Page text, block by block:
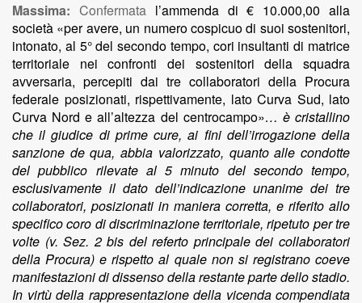
Massima: Confermatal’ammenda di € 10.000,00 alla
società «per avere, un numero cospicuo di suoi sostenitori,
intonato, al 5° del secondo tempo, cori insultanti di matrice
territoriale nei confronti dei sostenitori della squadra
avversaria, percepiti dai tre collaboratori della Procura
federale posizionati, rispettivamente, lato Curva Sud, lato
Curva Nord e all’altezza del centrocampo»… è cristallino
che il giudice di prime cure, ai fini dell’irrogazione della
sanzione de qua, abbia valorizzato, quanto alle condotte
del pubblico rilevate al 5 minuto del secondo tempo,
esclusivamente il dato dell’indicazione unanime dei tre
collaboratori, posizionati in maniera corretta, e riferito allo
specifico coro di discriminazione territoriale, ripetuto per tre
volte (v. Sez. 2 bis del referto principale dei collaboratori
della Procura) e rispetto al quale non si registrano coeve
manifestazioni di dissenso della restante parte dello stadio.
In virtù della rappresentazione della vicenda compendiata